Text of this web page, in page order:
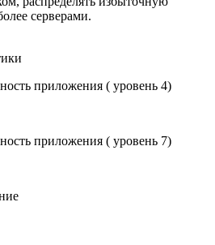
серверами.
приложения ( уровень 4)
приложения ( уровень 7)